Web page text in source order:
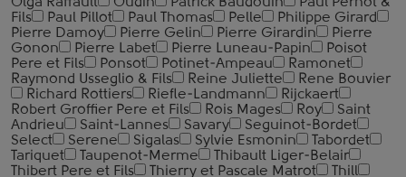
Fils
Paul Pillot Paul Thomas Pelle
Philippe Girard
Pierre Damoy
Pierre Gelin Pierre Girardin
Pierre
Gonon
Pierre Labet Pierre Luneau-Papin
Poisot
Pere et Fils
Ponsot Potinet-Ampeau
Ramonet
Raymond Usseglio & Fils
Reine Juliette
Rene Bouvier
Richard Rottiers
Riefle-Landmann
Rijckaert
Robert Groffier Pere et Fils
Rois Mages Roy
Saint
Andrieu
Saint-Lannes Savary
Seguinot-Bordet
Select
Serene Sigalas Sylvie Esmonin
Tabordet
Tariquet
Taupenot-Merme
Thibault Liger-Belair
Thibert Pere et Fils
Thierry et Pascale Matrot
Thill